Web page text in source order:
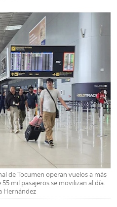
de Tocumen operan vuelos a más
mil pasajeros se movilizan al día.
Hernández